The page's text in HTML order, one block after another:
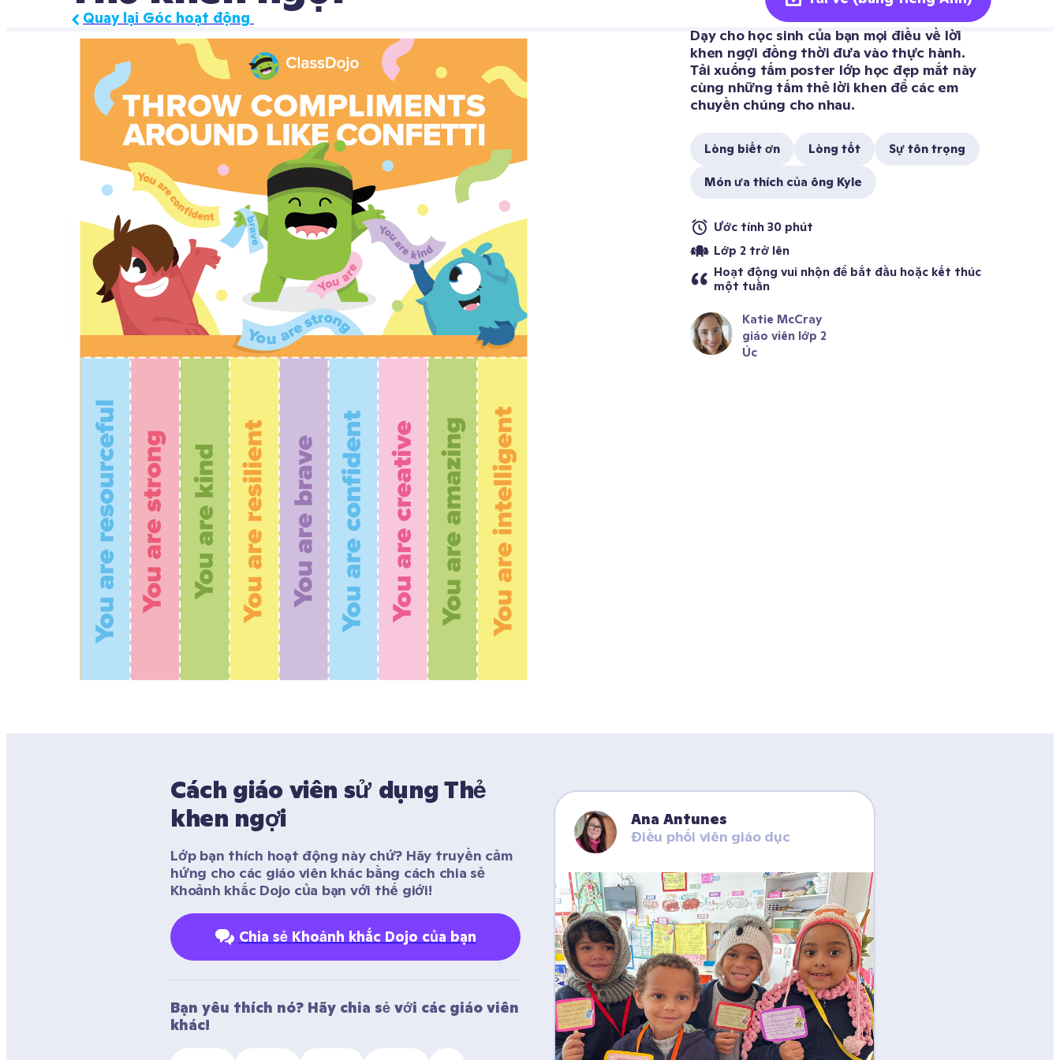
Quay lại Góc hoạt động
Dạy cho học sinh của bạn mọi điều về lời
khen ngợi đồng thời đưa vào thực hành.
Tải xuống tấm poster lớp học đẹp mắt này
cùng những tấm thẻ lời khen để các em
chuyền chúng cho nhau.
Lòng biết ơn Lòng tốt Sự tôn trọng
Món ưa thích của ông Kyle
Ước tính 30 phút
Lớp 2 trở lên
Hoạt động vui nhộn để bắt đầu hoặc kết thúc
một tuần
Katie McCray
giáo viên lớp 2
Úc
Cách giáo viên sử dụng Thẻ
khen ngợi
Lớp bạn thích hoạt động này chứ? Hãy truyền cảm
hứng cho các giáo viên khác bằng cách chia sẻ
Khoảnh khắc Dojo của bạn với thế giới!
Chia sẻ Khoảnh khắc Dojo của bạn
Bạn yêu thích nó? Hãy chia sẻ với các giáo viên
khác!
Ana Antunes
Điều phối viên giáo dục